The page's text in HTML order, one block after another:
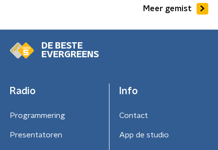
Meer gemist
DE BESTE
EVERGREENS
Radio
Programmering
Presentatoren
Info
Contact
App de studio